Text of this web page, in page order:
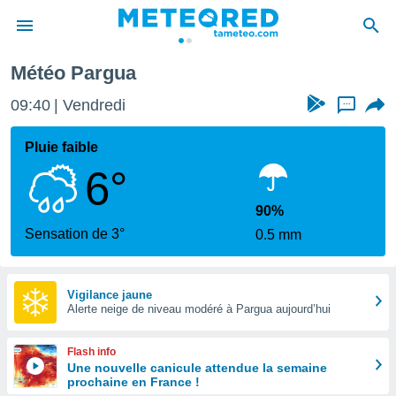
de
par
Météo Pargua
09:40 Vendredi ...
Pluie faible
6°
Sensation de 3°
90%
0.5 mm
Vigilance jaune
Alerte neige de niveau modéré à Pargua aujourd’hui
Flash info
Une nouvelle canicule attendue la semaine
prochaine en France !